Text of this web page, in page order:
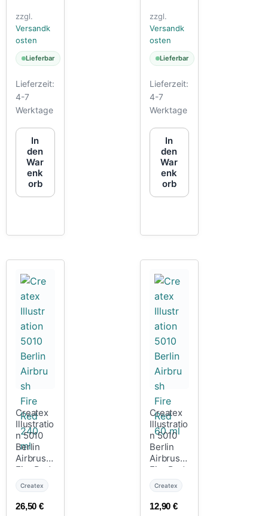
zzgl.
Versandk
osten
Lieferbar
Lieferzeit:
4-7
Werktage
In
den
War
enk
orb
zzgl.
Versandk
osten
Lieferbar
Lieferzeit:
4-7
Werktage
In
den
War
enk
orb
Createx
Illustratio
n 5010
Berlin
Airbrush
Fire Red
240 ml
Createx
26,50€
Createx
Illustratio
n 5010
Berlin
Airbrush
Fire Red
60 ml
Createx
12,90€